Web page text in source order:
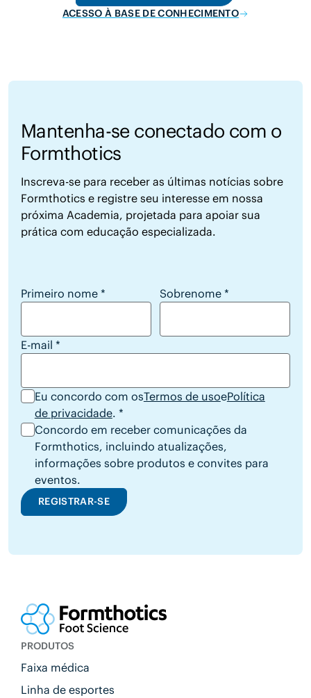
ACESSO À BASE DE CONHECIMENTO
Mantenha-se conectado com o
Formthotics
Inscreva-se para receber as últimas notícias sobre
Formthotics e registre seu interesse em nossa
próxima Academia, projetada para apoiar sua
prática com educação especializada.
Mantenha-se conectado com o Formthotics
Primeiro nome * Sobrenome *
E-mail *
Eu concordo com osTermos de usoePolítica
de privacidade. *
Concordo em receber comunicações da
Formthotics, incluindo atualizações,
informações sobre produtos e convites para
eventos.
REGISTRAR-SE
PRODUTOS
Faixa médica
Linha de esportes